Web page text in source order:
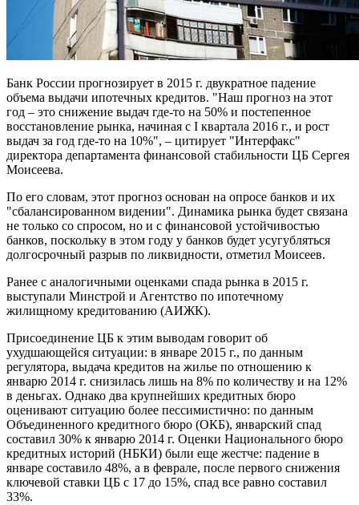
Банк России прогнозирует в 2015 г. двукратное падение
объема выдачи ипотечных кредитов. "Наш прогноз на этот
год – это снижение выдач где-то на 50% и постепенное
восстановление рынка, начиная с I квартала 2016 г., и рост
выдач за год где-то на 10%", – цитирует "Интерфакс"
директора департамента финансовой стабильности ЦБ Сергея
Моисеева.
По его словам, этот прогноз основан на опросе банков и их
"сбалансированном видении". Динамика рынка будет связана
не только со спросом, но и с финансовой устойчивостью
банков, поскольку в этом году у банков будет усугубляться
долгосрочный разрыв по ликвидности, отметил Моисеев.
Ранее с аналогичными оценками спада рынка в 2015 г.
выступали Минстрой и Агентство по ипотечному
жилищному кредитованию (АИЖК).
Присоединение ЦБ к этим выводам говорит об
ухудшающейся ситуации: в январе 2015 г., по данным
регулятора, выдача кредитов на жилье по отношению к
январю 2014 г. снизилась лишь на 8% по количеству и на 12%
в деньгах. Однако два крупнейших кредитных бюро
оценивают ситуацию более пессимистично: по данным
Объединенного кредитного бюро (ОКБ), январский спад
составил 30% к январю 2014 г. Оценки Национального бюро
кредитных историй (НБКИ) были еще жестче: падение в
январе составило 48%, а в феврале, после первого снижения
ключевой ставки ЦБ с 17 до 15%, спад все равно составил
33%.